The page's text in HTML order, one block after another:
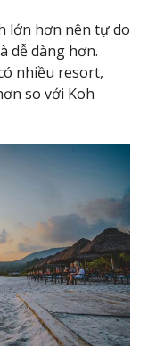
lớn hơn nên tự do
dễ dàng hơn.
nhiều resort,
so với Koh